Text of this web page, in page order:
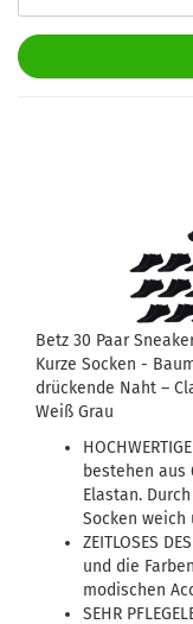
Betz 30 Paar
Kurze Socken -
drückende Naht –
Weiß Grau
bestehen aus
Elastan.
Socken weich
ZEITLOSES
und die
modischen
SEHR